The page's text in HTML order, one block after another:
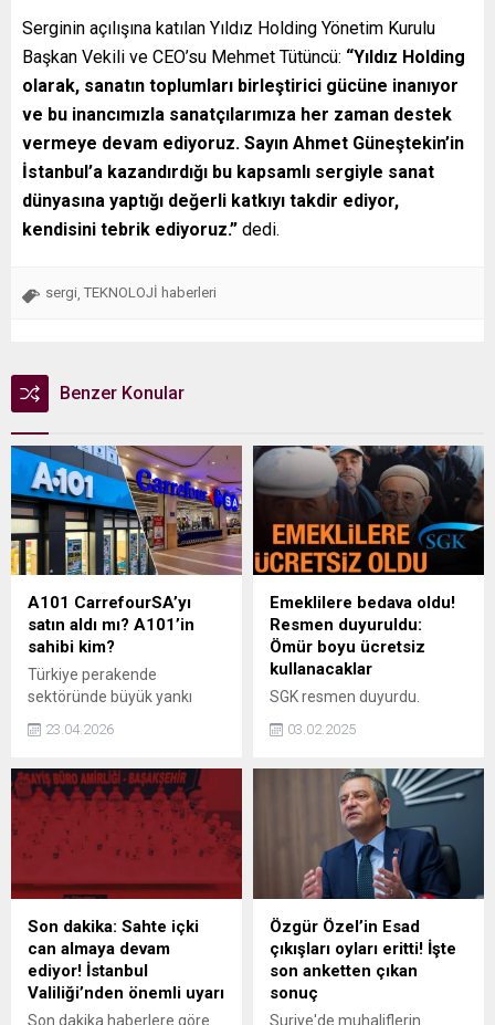
Serginin açılışına katılan Yıldız Holding Yönetim Kurulu
Başkan Vekili ve CEO’su Mehmet Tütüncü: “Yıldız Holding
olarak, sanatın toplumları birleştirici gücüne inanıyor
ve bu inancımızla sanatçılarımıza her zaman destek
vermeye devam ediyoruz. Sayın Ahmet Güneştekin’in
İstanbul’a kazandırdığı bu kapsamlı sergiyle sanat
dünyasına yaptığı değerli katkıyı takdir ediyor,
kendisini tebrik ediyoruz.” dedi.
sergi TEKNOLOJİ haberleri
Benzer Konular
A101 CarrefourSA’yı
satın aldı mı? A101’in
sahibi kim?
Türkiye perakende
sektöründe büyük yankı
uyandıran A101-
CarrefourSA hisse devri
sıralarına yerleşti. “A101
CarrefourSA’yı satın aldı
mı?” ve “A101’in sahibi kim?”
soruları yoğun şekilde
23.04.2026
Emeklilere bedava oldu!
Resmen duyuruldu:
Ömür boyu ücretsiz
kullanacaklar
SGK resmen duyurdu.
Emekliler, Sağlık
Bakanlığı'na bağlı termal
kullanabilecek. İşte SGK
kaplıca şartları...
03.02.2025
Son dakika: Sahte içki
can almaya devam
ediyor! İstanbul
Valiliği’nden önemli uyarı
Son dakika haberlere göre
Özgür Özel’in Esad
çıkışları oyları eritti! İşte
son anketten çıkan
sonuç
Suriye'de muhaliflerin